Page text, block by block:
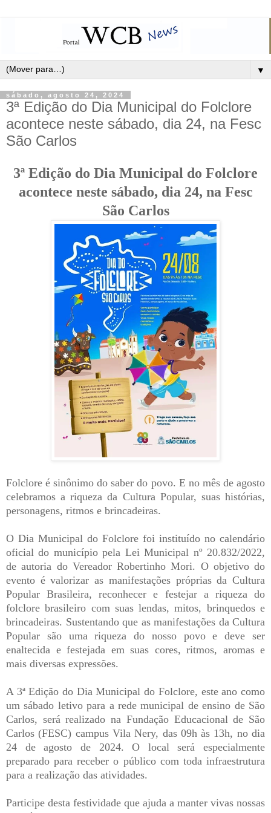
▼
sábado, agosto 24, 2024
3ª Edição do Dia Municipal do Folclore
acontece neste sábado, dia 24, na Fesc
São Carlos
3ª Edição do Dia Municipal do Folclore
acontece neste sábado, dia 24, na Fesc
São Carlos
Folclore é sinônimo do saber do povo. E no mês de agosto
celebramos a riqueza da Cultura Popular, suas histórias,
personagens, ritmos e brincadeiras.
O Dia Municipal do Folclore foi instituído no calendário
oficial do município pela Lei Municipal nº 20.832/2022,
de autoria do Vereador Robertinho Mori. O objetivo do
evento é valorizar as manifestações próprias da Cultura
Popular Brasileira, reconhecer e festejar a riqueza do
folclore brasileiro com suas lendas, mitos, brinquedos e
brincadeiras. Sustentando que as manifestações da Cultura
Popular são uma riqueza do nosso povo e deve ser
enaltecida e festejada em suas cores, ritmos, aromas e
mais diversas expressões.
A 3ª Edição do Dia Municipal do Folclore, este ano como
um sábado letivo para a rede municipal de ensino de São
Carlos, será realizado na Fundação Educacional de São
Carlos (FESC) campus Vila Nery, das 09h às 13h, no dia
24 de agosto de 2024. O local será especialmente
preparado para receber o público com toda infraestrutura
para a realização das atividades.
Participe desta festividade que ajuda a manter vivas nossas